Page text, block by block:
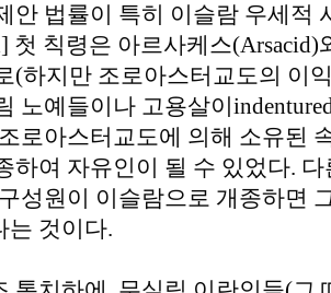
안 법률이 특히 이슬람 우세적
첫 칙령은 아르사케스(Arsacid)
(하지만 조로아스터교도의 이
노예들이나 고용살이
로아스터교도에 의해 소유된
하여 자유인이 될 수 있었다.
성원이 이슬람으로 개종하면
는 것이다.